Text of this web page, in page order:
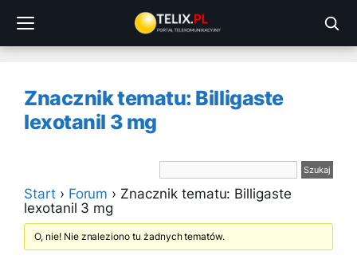
treści
Znacznik tematu: Billigaste
lexotanil 3 mg
Start › Forum › Znacznik tematu: Billigaste
lexotanil 3 mg
O, nie! Nie znaleziono tu żadnych tematów.